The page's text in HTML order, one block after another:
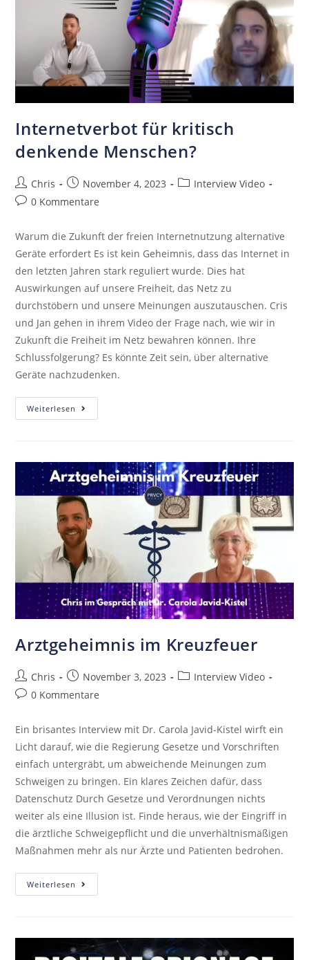
Internetverbot für kritisch
denkende Menschen?
Chris November 4, 2023
Interview Video
0 Kommentare
Warum die Zukunft der freien Internetnutzung alternative
Geräte erfordert Es ist kein Geheimnis, dass das Internet in
den letzten Jahren stark reguliert wurde. Dies hat
Auswirkungen auf unsere Freiheit, das Netz zu
durchstöbern und unsere Meinungen auszutauschen. Cris
und Jan gehen in ihrem Video der Frage nach, wie wir in
Zukunft die Freiheit im Netz bewahren können. Ihre
Schlussfolgerung? Es könnte Zeit sein, über alternative
Geräte nachzudenken.
Weiterlesen
Arztgeheimnis im Kreuzfeuer
Chris November 3, 2023
Interview Video
0 Kommentare
Ein brisantes Interview mit Dr. Carola Javid-Kistel wirft ein
Licht darauf, wie die Regierung Gesetze und Vorschriften
einfach untergräbt, um abweichende Meinungen zum
Schweigen zu bringen. Ein klares Zeichen dafür, dass
Datenschutz Durch Gesetze und Verordnungen nichts
weiter als eine Illusion ist. Finde heraus, wie der Eingriff in
die ärztliche Schweigepflicht und die unverhältnismäßigen
Maßnahmen mehr als nur Ärzte und Patienten bedrohen.
Weiterlesen